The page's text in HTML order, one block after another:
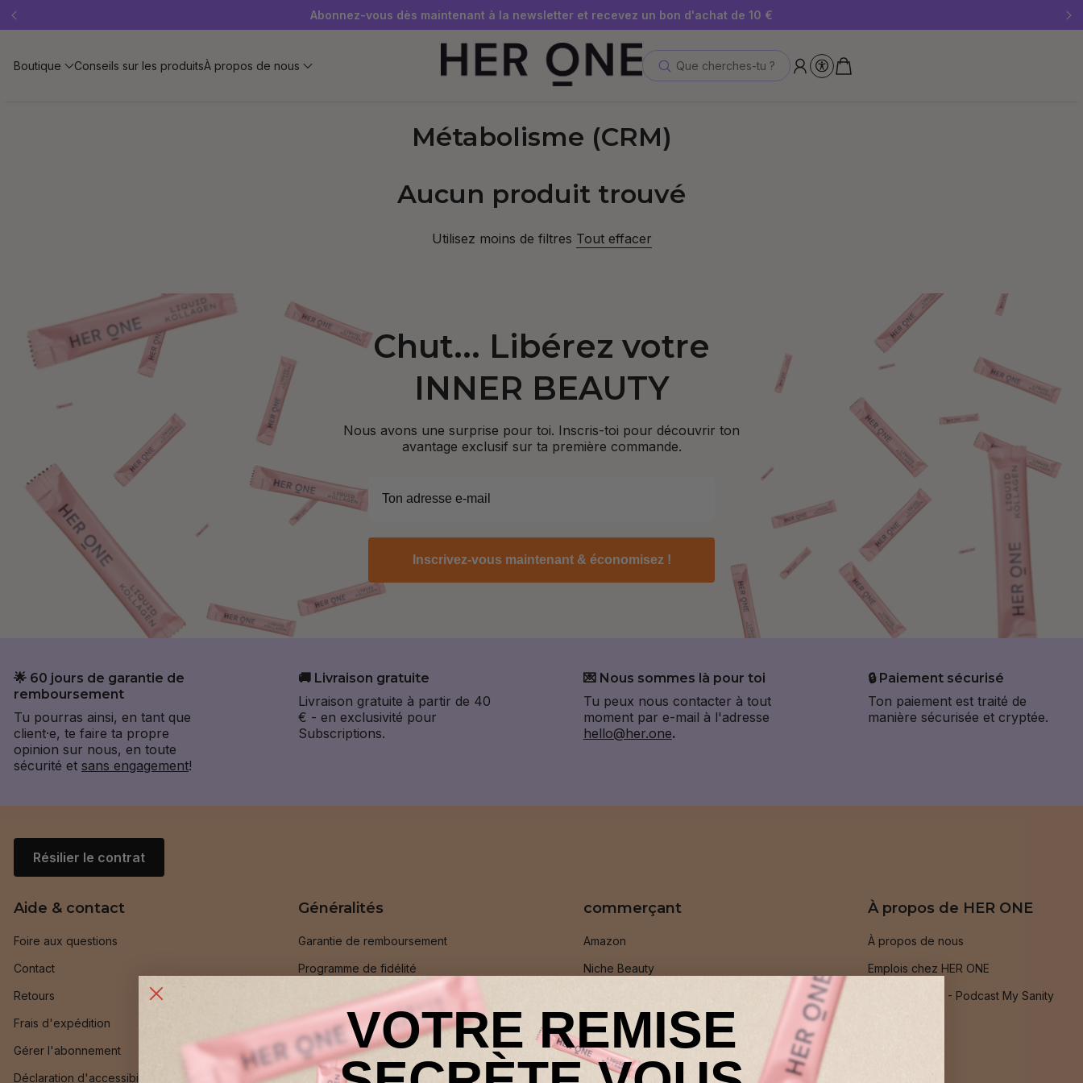
Offre « SLEEP WELL » gratuite à partir de 69 € d'achat minimum – dans la limite des stocks disponibles !
Abonnez-vous dès maintenant à la newsletter et recevez un bon d'achat de 10 €
Économisez jusqu'à 30 % grâce à nos Subscriptions
Boutique Conseils sur les produitsÀ propos de nous Que cherches-tu ?
Métabolisme (CRM)
Aucun produit trouvé
Utilisez moins de filtres Tout effacer
Chut... Libérez votre
INNER BEAUTY
Nous avons une surprise pour toi. Inscris-toi pour découvrir ton
avantage exclusif sur ta première commande.
Inscrivez-vous maintenant & économisez !
🌟 60 jours de garantie de
remboursement
Tu pourras ainsi, en tant que
client·e, te faire ta propre
opinion sur nous, en toute
sécurité et sans engagement!
🚚 Livraison gratuite
Livraison gratuite à partir de 40
€ - en exclusivité pour
Subscriptions.
💌 Nous sommes là pour toi
Tu peux nous contacter à tout
moment par e-mail à l'adresse
hello@her.one.
🔒 Paiement sécurisé
Ton paiement est traité de
manière sécurisée et cryptée.
Résilier le contrat
Aide & contact
Foire aux questions
Contact
Retours
Frais d'expédition
Gérer l'abonnement
Déclaration d'accessibilité
Généralités
Garantie de remboursement
Programme de fidélité
Parrainer des amis
INNER BEAUTY All in One
HER ONE Meilleures ventes
Programme Ambassadeur
commerçant
Amazon
Niche Beauty
À propos de HER ONE
À propos de nous
Emplois chez HER ONE
Podcast : PMS - Podcast My Sanity
VOTRE REMISE